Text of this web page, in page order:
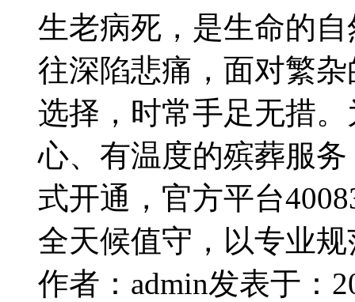
生老病死，是生命的
往深陷悲痛，面对繁
选择，时常手足无措
心、有温度的殡葬服务
式开通，官方平台
全天候值守，以专业
作者：admin发表于：